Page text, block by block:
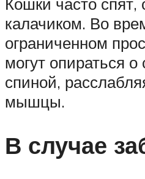
калачиком. Во
ограниченном
могут опираться о
спиной,
мышцы.
В случае